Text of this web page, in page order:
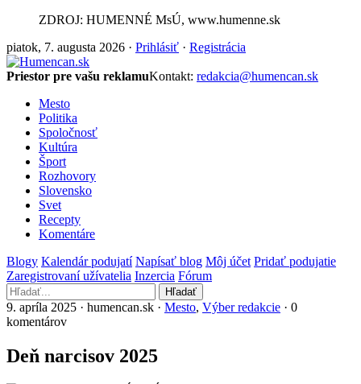
ZDROJ: HUMENNÉ MsÚ, www.humenne.sk
piatok, 7. augusta 2026 · Prihlásiť · Registrácia
Priestor pre vašu reklamuKontakt: redakcia@humencan.sk
Mesto
Politika
Spoločnosť
Kultúra
Šport
Rozhovory
Slovensko
Svet
Recepty
Komentáre
Blogy Kalendár podujatí Napísať blog Môj účet Pridať podujatie
Zaregistrovaní užívatelia Inzercia Fórum
Hľadať
9. apríla 2025 · humencan.sk · Mesto, Výber redakcie · 0
komentárov
Deň narcisov 2025